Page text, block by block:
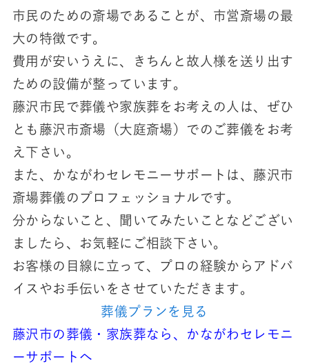
市民のための斎場であることが、市営斎場の最
大の特徴です。
費用が安いうえに、きちんと故人様を送り出す
ための設備が整っています。
藤沢市民で葬儀や家族葬をお考えの人は、ぜひ
とも藤沢市斎場（大庭斎場）でのご葬儀をお考
え下さい。
また、かながわセレモニーサポートは、藤沢市
斎場葬儀のプロフェッショナルです。
分からないこと、聞いてみたいことなどござい
ましたら、お気軽にご相談下さい。
お客様の目線に立って、プロの経験からアドバ
イスやお手伝いをさせていただきます。
葬儀プランを見る
藤沢市の葬儀・家族葬なら、かながわセレモニ
ーサポートへ